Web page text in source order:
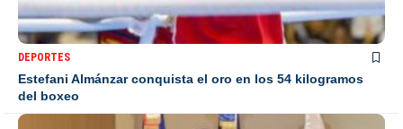
DEPORTES
Estefani Almánzar conquista el oro en los 54 kilogramos
del boxeo